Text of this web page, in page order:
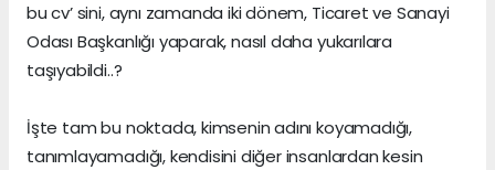
bu cv’ sini, aynı zamanda iki dönem, Ticaret ve Sanayi
Odası Başkanlığı yaparak, nasıl daha yukarılara
taşıyabildi..?
İşte tam bu noktada, kimsenin adını koyamadığı,
tanımlayamadığı, kendisini diğer insanlardan kesin